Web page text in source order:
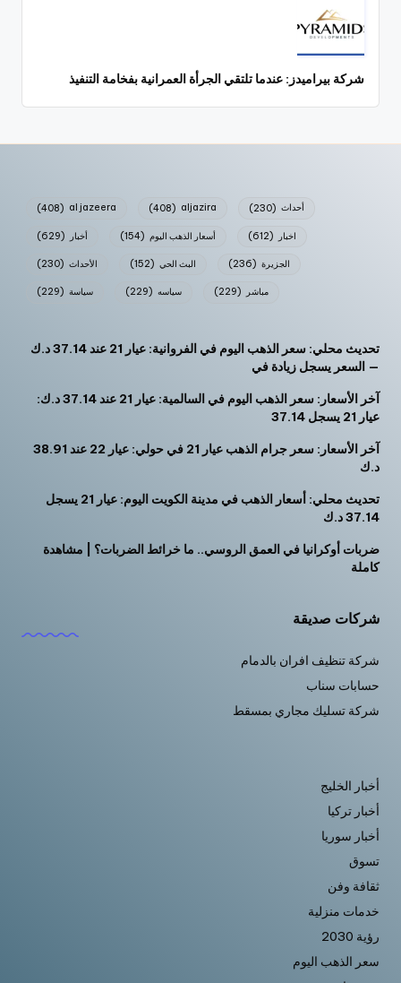
شركة بيراميدز: عندما تلتقي الجرأة العمرانية بفخامة التنفيذ
al jazeera
(408) aljazira
(408) أحداث (230)
أخبار (629) أسعار الذهب اليوم (154) اخبار (612)
الأحداث (230) البث الحي (152) الجزيرة (236)
سياسة (229) سياسه (229) مباشر (229)
تحديث محلي: سعر الذهب اليوم في الفروانية: عيار 21 عند 37.14 د.ك
— السعر يسجل زيادة في
آخر الأسعار: سعر الذهب اليوم في السالمية: عيار 21 عند 37.14 د.ك:
عيار 21 يسجل 37.14
آخر الأسعار: سعر جرام الذهب عيار 21 في حولي: عيار 22 عند 38.91
د.ك
تحديث محلي: أسعار الذهب في مدينة الكويت اليوم: عيار 21 يسجل
37.14 د.ك
ضربات أوكرانيا في العمق الروسي.. ما خرائط الضربات؟ | مشاهدة
كاملة
شركات صديقة
شركة تنظيف افران بالدمام
حسابات سناب
شركة تسليك مجاري بمسقط
أخبار الخليج
أخبار تركيا
أخبار سوريا
تسوق
ثقافة وفن
خدمات منزلية
رؤية 2030
سعر الذهب اليوم